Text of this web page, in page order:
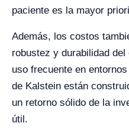
paciente es la mayor
Además, los costos
robustez y durabilidad
uso frecuente en
de Kalstein están
un retorno sólido de la
útil.